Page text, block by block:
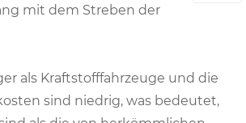
mit dem Streben der
als Kraftstofffahrzeuge und die
sind niedrig, was bedeutet,